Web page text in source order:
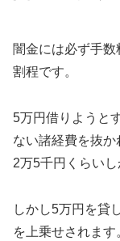
闇金には必ず手
割程です。
5万円借りようと
ない諸経費を抜か
2万5千円くらいし
しかし5万円を貸
を上乗せされます